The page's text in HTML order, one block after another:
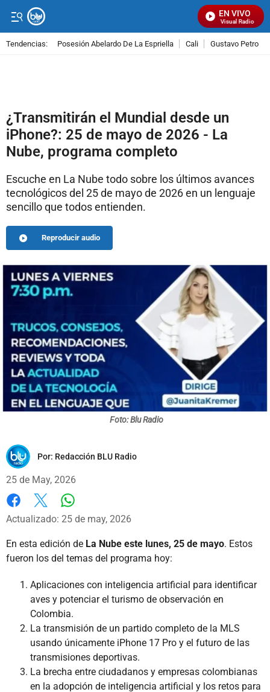
EN VIVO
Señal Visual Radio
Tendencias: Posesión Abelardo De La Espriella Cali Gustavo Petro
¿Transmitirán el Mundial desde un
iPhone?: 25 de mayo de 2026 - La
Nube, programa completo
Escuche en La Nube todo sobre los últimos avances
tecnológicos del 25 de mayo de 2026 en un lenguaje
sencillo que todos entienden.
Reproducir audio
Foto: Blu Radio
Por: Redacción BLU Radio
25 de May, 2026
Facebook
X
Actualizado: 25 de may, 2026
En esta edición de La Nube este lunes, 25 de mayo. Estos
fueron los del temas del programa hoy:
Aplicaciones con inteligencia artificial para identificar
aves y potenciar el turismo de observación en
Colombia.
La transmisión de un partido completo de la MLS
usando únicamente iPhone 17 Pro y el futuro de las
transmisiones deportivas.
La brecha entre ciudadanos y empresas colombianas
en la adopción de inteligencia artificial y los retos para